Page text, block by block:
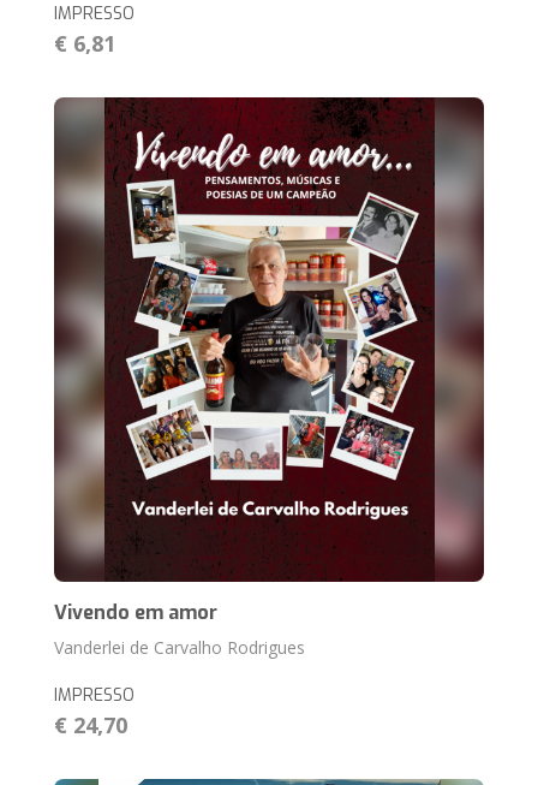
IMPRESSO
€ 6,81
Vivendo em amor
Vanderlei de Carvalho Rodrigues
IMPRESSO
€ 24,70